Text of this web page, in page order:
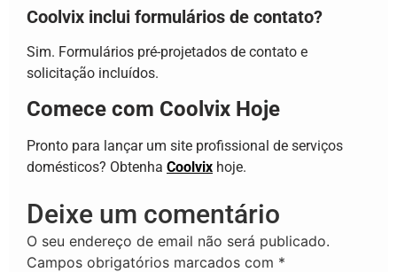
Coolvix inclui formulários de contato?
Sim. Formulários pré-projetados de contato e
solicitação incluídos.
Comece com Coolvix Hoje
Pronto para lançar um site profissional de serviços
domésticos? Obtenha Coolvix hoje.
Deixe um comentário
O seu endereço de email não será publicado.
Campos obrigatórios marcados com *